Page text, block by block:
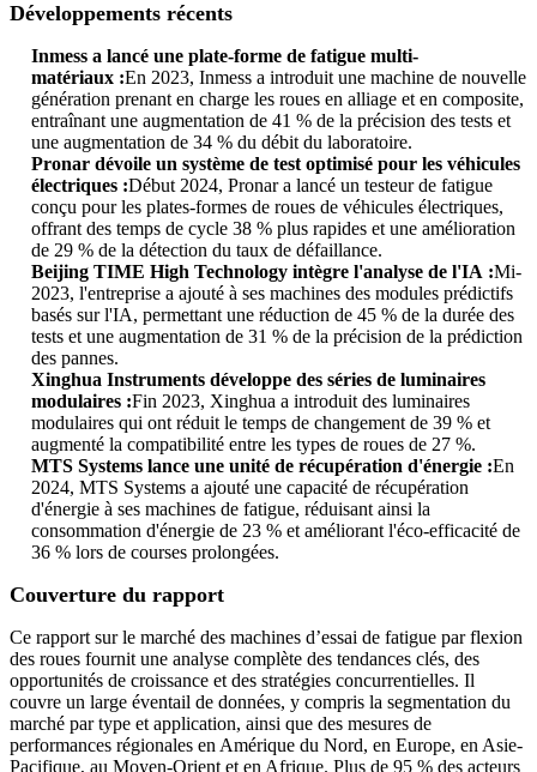
Développements récents
Inmess a lancé une plate-forme de fatigue multi-
matériaux :En 2023, Inmess a introduit une machine de nouvelle
génération prenant en charge les roues en alliage et en composite,
entraînant une augmentation de 41 % de la précision des tests et
une augmentation de 34 % du débit du laboratoire.
Pronar dévoile un système de test optimisé pour les véhicules
électriques :Début 2024, Pronar a lancé un testeur de fatigue
conçu pour les plates-formes de roues de véhicules électriques,
offrant des temps de cycle 38 % plus rapides et une amélioration
de 29 % de la détection du taux de défaillance.
Beijing TIME High Technology intègre l'analyse de l'IA :Mi-
2023, l'entreprise a ajouté à ses machines des modules prédictifs
basés sur l'IA, permettant une réduction de 45 % de la durée des
tests et une augmentation de 31 % de la précision de la prédiction
des pannes.
Xinghua Instruments développe des séries de luminaires
modulaires :Fin 2023, Xinghua a introduit des luminaires
modulaires qui ont réduit le temps de changement de 39 % et
augmenté la compatibilité entre les types de roues de 27 %.
MTS Systems lance une unité de récupération d'énergie :En
2024, MTS Systems a ajouté une capacité de récupération
d'énergie à ses machines de fatigue, réduisant ainsi la
consommation d'énergie de 23 % et améliorant l'éco-efficacité de
36 % lors de courses prolongées.
Couverture du rapport
Ce rapport sur le marché des machines d’essai de fatigue par flexion
des roues fournit une analyse complète des tendances clés, des
opportunités de croissance et des stratégies concurrentielles. Il
couvre un large éventail de données, y compris la segmentation du
marché par type et application, ainsi que des mesures de
performances régionales en Amérique du Nord, en Europe, en Asie-
Pacifique, au Moyen-Orient et en Afrique. Plus de 95 % des acteurs